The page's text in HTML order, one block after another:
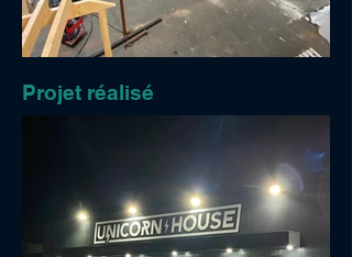
Projet réalisé